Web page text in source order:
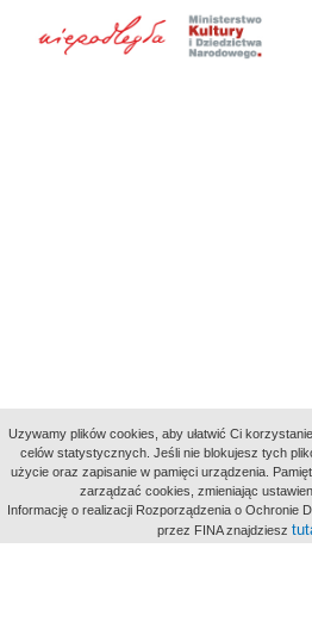
aktywności
Uzywamy plików cookies, aby ułatwić Ci
celów statystycznych. Jeśli nie blokujesz tych
użycie oraz zapisanie w pamięci urządzenia.
zarządzać cookies, zmieniając
Informację o realizacji Rozporządzenia o Ochronie
przez FINA znajdziesz